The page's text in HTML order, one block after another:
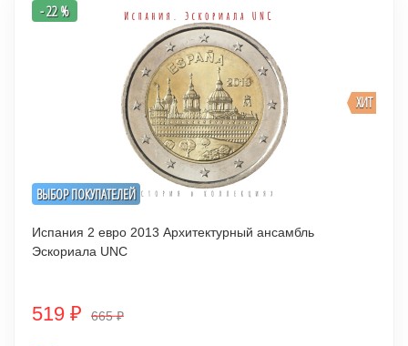
ВЫБОР ПОКУПАТЕЛЕЙ
ХИТ
- 22 %
Испания 2 евро 2013 Архитектурный ансамбль
Эскориала UNC
519 ₽ 665₽